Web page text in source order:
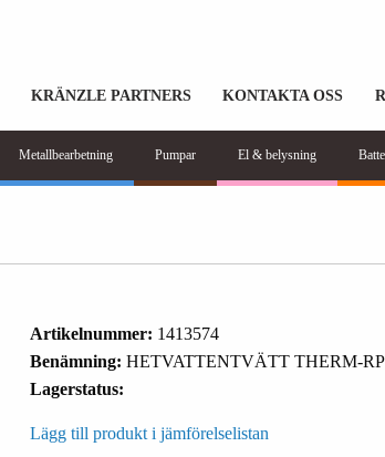
KRÄNZLE PARTNERS KONTAKTA OSS
Metallbearbetning Pumpar El & belysning
Artikelnummer: 1413574
Benämning: HETVATTENTVÄTT THERM-RP
Lagerstatus:
Lägg till produkt i jämförelselistan